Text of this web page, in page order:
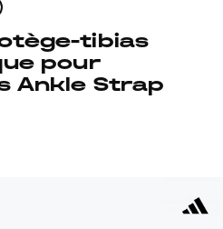
pour
Ankle Strap